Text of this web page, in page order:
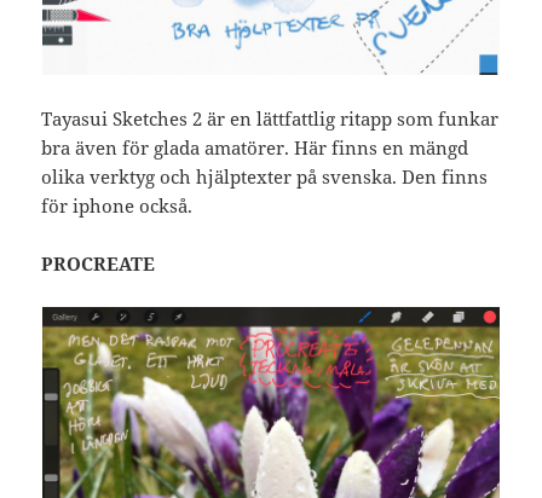
Tayasui Sketches 2 är en lättfattlig ritapp som funkar
bra även för glada amatörer. Här finns en mängd
olika verktyg och hjälptexter på svenska. Den finns
för iphone också.
PROCREATE